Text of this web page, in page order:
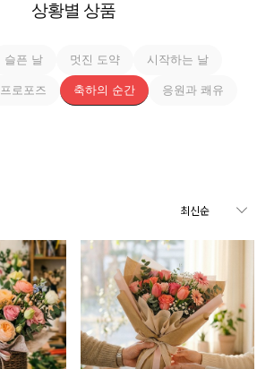
상황별 상품
슬픈 날 멋진 도약 시작하는 날
프로포즈 축하의 순간 응원과 쾌유